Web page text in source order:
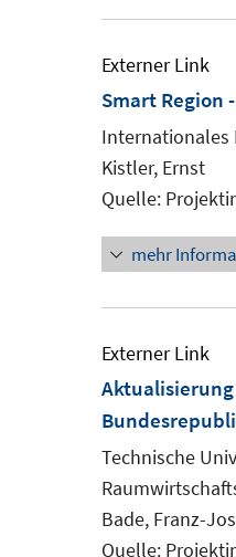
Externer Link
Smart Region
Internationales
Kistler, Ernst
Quelle:
mehr
Externer Link
Technische
Bade, Franz-
Quelle: